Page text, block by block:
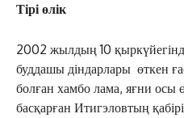
Тірі өлік
2002 жылдың 10
буддашы діндарлары өткен
болған хамбо лама, яғни осы
басқарған Итигэловтың